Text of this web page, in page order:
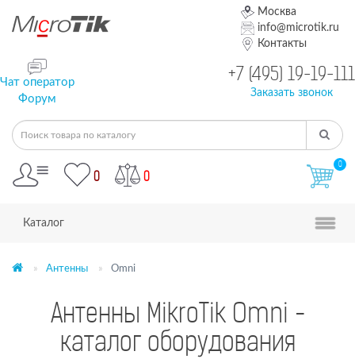
Москва
info@microtik.ru
Контакты
Чат оператор
Форум
+7 (495) 19-19-111
Заказать звонок
0 0
0
Каталог
Антенны Omni
Антенны MikroTik Omni -
каталог оборудования